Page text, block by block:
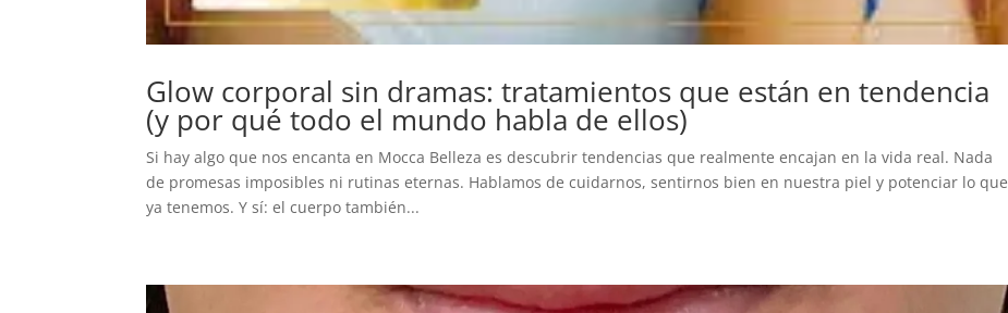
Glow corporal sin dramas: tratamientos que están en tendencia
(y por qué todo el mundo habla de ellos)
Si hay algo que nos encanta en Mocca Belleza es descubrir tendencias que realmente encajan en la vida real. Nada
de promesas imposibles ni rutinas eternas. Hablamos de cuidarnos, sentirnos bien en nuestra piel y potenciar lo que
ya tenemos. Y sí: el cuerpo también...